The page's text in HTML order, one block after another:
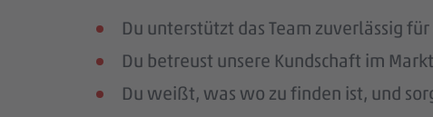
Du unterstützt das Team zuverlässig
Du betreust unsere Kundschaft im
Du weißt, was wo zu finden ist, und